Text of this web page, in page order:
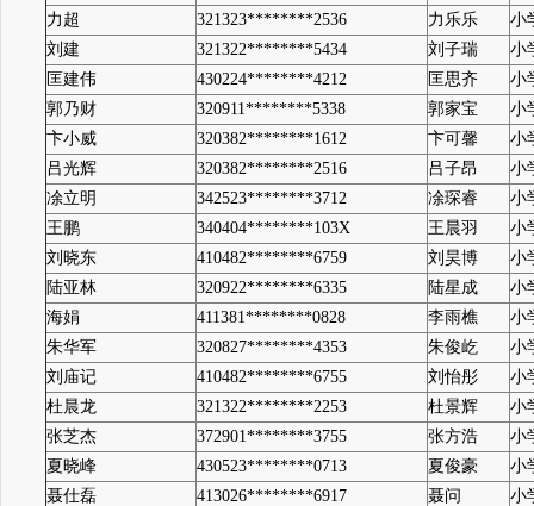
力超
321323********2536 力乐乐
小
刘建
321322********5434 刘子瑞
小
匡建伟
430224********4212 匡思齐
小
郭乃财
320911********5338 郭家宝
小
卞小威
320382********1612 卞可馨
小
吕光辉
320382********2516 吕子昂
小
凃立明
342523********3712 凃琛睿
小
王鹏
340404********103X 王晨羽
小
刘晓东
410482********6759 刘昊博
小
陆亚林
320922********6335 陆星成
小
海娟
411381********0828 李雨樵
小
朱华军
320827********4353 朱俊屹
小
刘庙记
410482********6755 刘怡彤
小
杜晨龙
321322********2253 杜景辉
小
张芝杰
372901********3755 张方浩
小
夏晓峰
430523********0713 夏俊豪
小
聂仕磊
413026********6917 聂问
小